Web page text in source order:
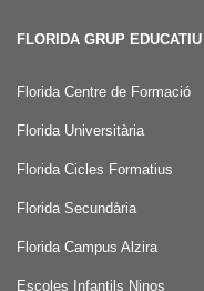
FLORIDA GRUP EDUCATIU
Florida Centre de Formació
Florida Universitària
Florida Cicles Formatius
Florida Secundària
Florida Campus Alzira
Escoles Infantils Ninos